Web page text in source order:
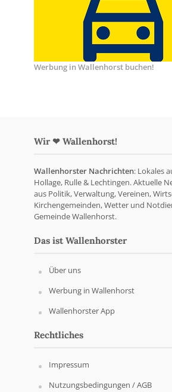
Werbung in Wallenhorst buchen!
Wir ❤ Wallenhorst!
Wallenhorster Nachrichten: Lokales
Hollage, Rulle & Lechtingen. Aktuelle
aus Politik, Verwaltung, Vereinen,
Kirchengemeinden, Wetter und
Gemeinde Wallenhorst.
Das ist Wallenhorster
Über uns
Werbung in Wallenhorst
Wallenhorster App
Rechtliches
Impressum
Nutzungsbedingungen / AGB